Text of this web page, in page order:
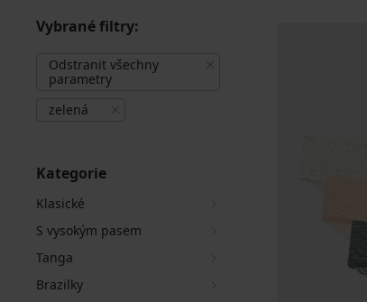
Vybrané filtry:
Odstranit všechny
parametry
zelená
Kategorie
Klasické
S vysokým pasem
Tanga
Brazilky